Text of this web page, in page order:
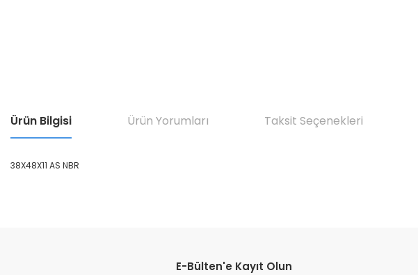
Ürün Bilgisi Ürün Yorumları Taksit Seçenekleri
38X48X11 AS NBR
Ürün resmi kalitesiz, bozuk veya görüntülenemiyor.
E-Bülten'e Kayıt Olun